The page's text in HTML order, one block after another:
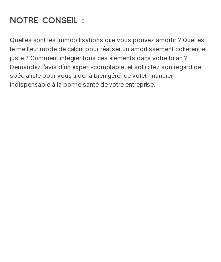
Notre conseil :
Quelles sont les immobilisations que vous pouvez amortir ? Quel est
le meilleur mode de calcul pour réaliser un amortissement cohérent et
juste ? Comment intégrer tous ces éléments dans votre bilan ?
Demandez l’avis d’un expert-comptable, et sollicitez son regard de
spécialiste pour vous aider à bien gérer ce volet financier,
indispensable à la bonne santé de votre entreprise.